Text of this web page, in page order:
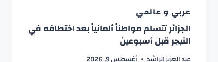
عربي و عالمي
الجزائر تتسلم مواطناً ألمانياً بعد اختطافه في
النيجر قبل أسبوعين
عبد العزيز الراشد أغسطس 9, 2026